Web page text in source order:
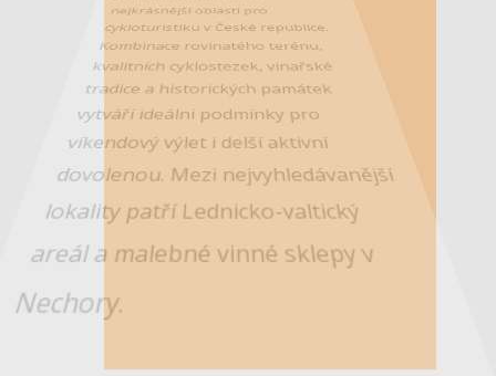
Kombinace rovinatého terénu,
kvalitních cyklostezek, vinařské
tradice a historických památek
vytváří ideální podmínky pro
víkendový výlet i delší aktivní
dovolenou. Mezi nejvyhledávanější
lokality patří Lednicko-valtický
areál a malebné vinné sklepy v
Nechory.